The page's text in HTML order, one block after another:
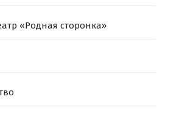
«Родная сторонка»